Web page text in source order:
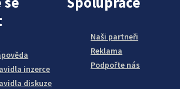
inzerce
diskuze
Naši partneři
Reklama
Podpořte nás